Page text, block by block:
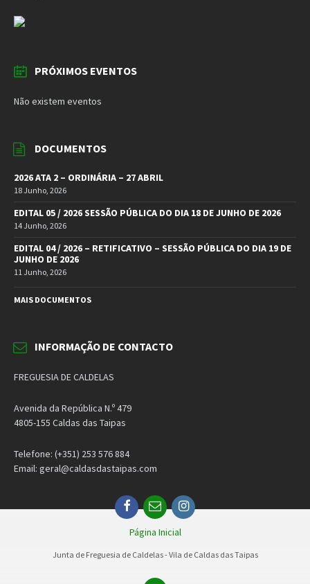
PRÓXIMOS EVENTOS
Não existem eventos
DOCUMENTOS
2026 ATA 2 – ORDINÁRIA – 27 ABRIL
18 Junho, 2026
EDITAL 05 / 2026 SESSÃO PÚBLICA DO DIA 18 DE JUNHO DE 2026
14 Junho, 2026
EDITAL 04 / 2026 – RETIFICATIVO – SESSÃO PÚBLICA DO DIA 19 DE
JUNHO DE 2026
11 Junho, 2026
MAIS DOCUMENTOS
INFORMAÇÃO DE CONTACTO
FREGUESIA DE CALDELAS
Avenida da República N.º 479
4805-155 Caldas das Taipas
Telefone: (+351) 253 576 884
Email: geral@caldasdastaipas.com
Facebook
EmailInstagram
Página Inicial
Junta de Freguesia de Caldelas - Vila de Caldas das Taipas